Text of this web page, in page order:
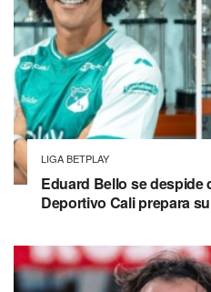
LIGA BETPLAY
Eduard Bello se despide
Deportivo Cali prepara